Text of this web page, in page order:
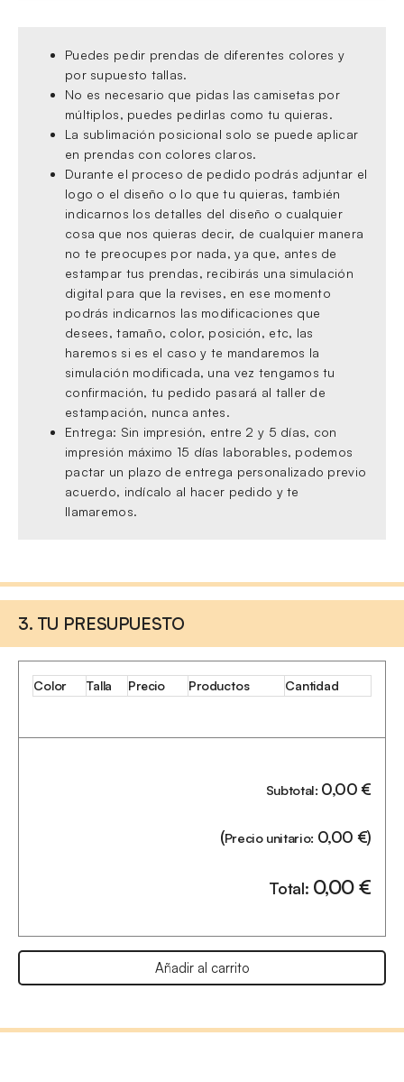
Puedes pedir prendas de diferentes colores y
por supuesto tallas.
No es necesario que pidas las camisetas por
múltiplos, puedes pedirlas como tu quieras.
La sublimación posicional solo se puede aplicar
en prendas con colores claros.
Durante el proceso de pedido podrás adjuntar el
logo o el diseño o lo que tu quieras, también
indicarnos los detalles del diseño o cualquier
cosa que nos quieras decir, de cualquier manera
no te preocupes por nada, ya que, antes de
estampar tus prendas, recibirás una simulación
digital para que la revises, en ese momento
podrás indicarnos las modificaciones que
desees, tamaño, color, posición, etc, las
haremos si es el caso y te mandaremos la
simulación modificada, una vez tengamos tu
confirmación, tu pedido pasará al taller de
estampación, nunca antes.
Entrega: Sin impresión, entre 2 y 5 días, con
impresión máximo 15 días laborables, podemos
pactar un plazo de entrega personalizado previo
acuerdo, indícalo al hacer pedido y te
llamaremos.
3. TU PRESUPUESTO
Color Talla Precio Productos Cantidad
Subtotal: 0,00€
(Precio unitario: 0,00 €)
Total: 0,00€
Añadir al carrito